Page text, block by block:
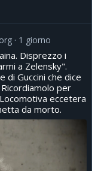
1 giorno
Disprezzo i
a Zelensky".
di Guccini che dice
per
eccetera
da morto.